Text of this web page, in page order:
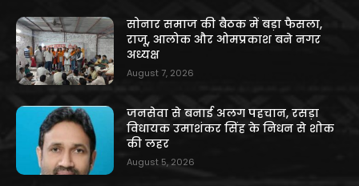
सोनार समाज की बैठक में बड़ा फैसला,
राजू, आलोक और ओमप्रकाश बने नगर
अध्यक्ष
August 7, 2026
जनसेवा से बनाई अलग पहचान, रसड़ा
विधायक उमाशंकर सिंह के निधन से शोक
की लहर
August 5, 2026